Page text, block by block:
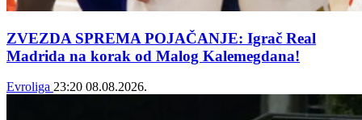
ZVEZDA SPREMA POJAČANJE: Igrač Real
Madrida na korak od Malog Kalemegdana!
Evroliga 23:20 08.08.2026.